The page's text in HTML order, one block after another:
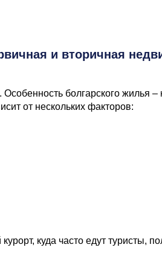
и вторичная
болгарского жилья –
от нескольких факторов:
куда часто едут